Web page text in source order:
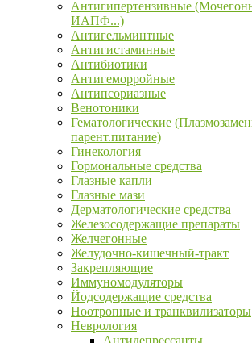
Антигипертензивные
ИАПФ...)
Антигельминтные
Антигистаминные
Антибиотики
Антигеморройные
Антипсориазные
Венотоники
Гематологические
парент.питание)
Гинекология
Гормональные средства
Глазные капли
Глазные мази
Дерматологические средства
Железосодержащие препараты
Желчегонные
Желудочно-кишечный-тракт
Закрепляющие
Иммуномодуляторы
Йодсодержащие средства
Ноотропные и транквилизаторы
Неврология